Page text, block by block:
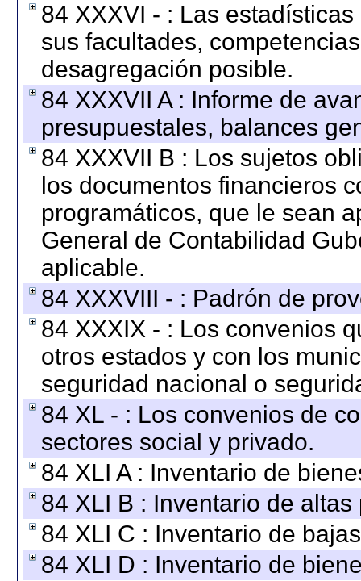
84 XXXVI - : Las
sus facultades,
desagregación posible.
84 XXXVII A : Informe de
presupuestales, balances
84 XXXVII B : Los sujetos
los documentos financieros
programáticos, que le sean
General de Contabilidad
aplicable.
84 XXXVIII - : Padrón de
84 XXXIX - : Los convenios
otros estados y con los
seguridad nacional o
84 XL - : Los convenios de
sectores social y privado.
84 XLI A : Inventario de
84 XLI B : Inventario de
84 XLI C : Inventario de
84 XLI D : Inventario de